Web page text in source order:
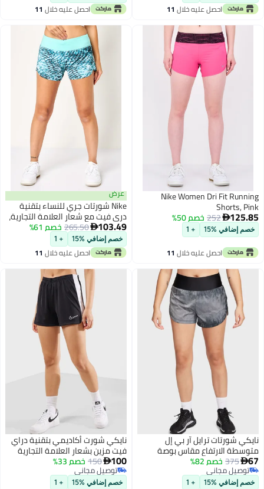
احصل عليه خلال11
اغسطس
احصل عليه خلال11
اغسطس
Nike Women Dri Fit
Shorts,

252خصم 50%
إضافي %15 + 1
احصل عليه خلال11
اغسطس
عرض
Nike شورتات جري للنساء بتقنية
دري فيت مع شعار العلامة التجارية،
متعددة الألوان
103.49
265.50خصم 61%
خصم إضافي %15 + 1
احصل عليه خلال11
اغسطس
شورتات ترايل آر بي إل
الارتفاع مقاس بوصة

375خصم 82%
مجاني
مجاني
إضافي %15 + 1
نايكي شورت أكاديمي بتقنية دراي
فيت مزين بشعار العلامة التجارية

150خصم 33%
توصيل مجاني
توصيل مجاني
خصم إضافي %15 + 1